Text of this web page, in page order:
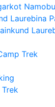
Laurebina
Trek
Trek